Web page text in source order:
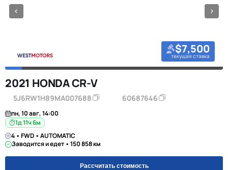
$7,500
текущая ставка
2021 HONDA CR-V
5J6RW1H89MA007688 60687646
пн, 10 авг, 14:00
1д 11ч 6м
4 • FWD • AUTOMATIC
Заводится и едет • 150 858 км
Рассчитать стоимость